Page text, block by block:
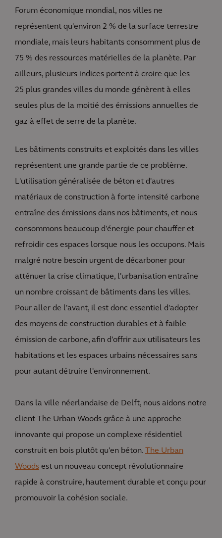
Forum économique mondial, nos villes ne
représentent qu'environ 2 % de la surface terrestre
mondiale, mais leurs habitants consomment plus de
75 % des ressources matérielles de la planète. Par
ailleurs, plusieurs indices portent à croire que les
25 plus grandes villes du monde génèrent à elles
seules plus de la moitié des émissions annuelles de
gaz à effet de serre de la planète.
Les bâtiments construits et exploités dans les villes
représentent une grande partie de ce problème.
L'utilisation généralisée de béton et d'autres
matériaux de construction à forte intensité carbone
entraîne des émissions dans nos bâtiments, et nous
consommons beaucoup d'énergie pour chauffer et
refroidir ces espaces lorsque nous les occupons. Mais
malgré notre besoin urgent de décarboner pour
atténuer la crise climatique, l'urbanisation entraîne
un nombre croissant de bâtiments dans les villes.
Pour aller de l'avant, il est donc essentiel d'adopter
des moyens de construction durables et à faible
émission de carbone, afin d’offrir aux utilisateurs les
habitations et les espaces urbains nécessaires sans
pour autant détruire l'environnement.
Dans la ville néerlandaise de Delft, nous aidons notre
client The Urban Woods grâce à une approche
innovante qui propose un complexe résidentiel
construit en bois plutôt qu'en béton. The Urban
Woods est un nouveau concept révolutionnaire
rapide à construire, hautement durable et conçu pour
promouvoir la cohésion sociale.